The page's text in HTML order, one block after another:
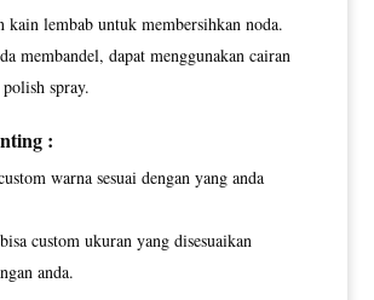
kain lembab untuk membersihkan noda.
membandel, dapat menggunakan cairan
spray.
:
warna sesuai dengan yang anda
custom ukuran yang disesuaikan
anda.